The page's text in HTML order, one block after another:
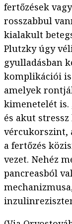
fertőzések
rosszabbul
kialakult
Plutzky úgy
gyulladásban
komplikációi
amelyek
kimenetelét is.
és akut
vércukorszint,
a fertőzés
vezet. Nehéz
pancreasból